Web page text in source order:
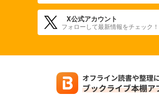
X公式アカウント
フォローして最新情報をチェック！